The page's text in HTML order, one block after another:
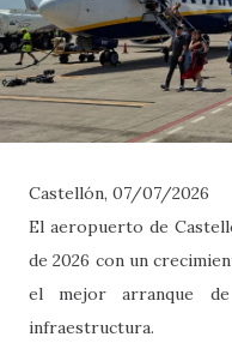
Castellón, 07/07/2026
El aeropuerto de
de 2026 con un
el mejor arranque
infraestructura.